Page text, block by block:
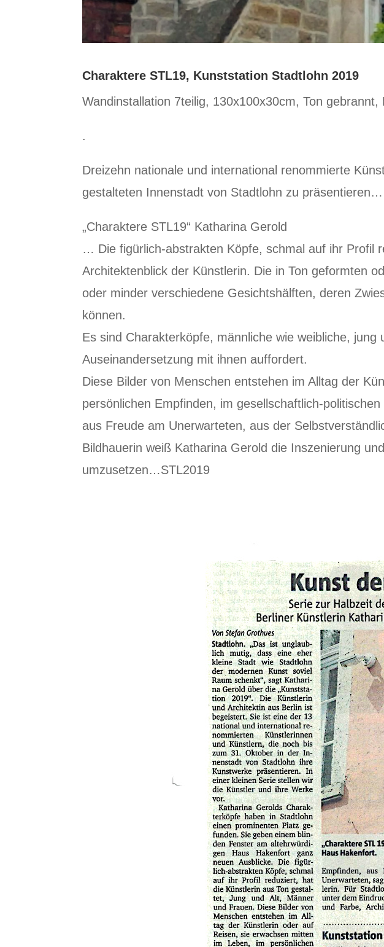
Charaktere STL19, Kunststation Stadtlohn 2019
Wandinstallation 7teilig, 130x100x30cm, Ton gebrannt,
.
Dreizehn nationale und international renommierte
gestalteten Innenstadt von Stadtlohn zu präsentieren…
„Charaktere STL19“ Katharina Gerold
… Die figürlich-abstrakten Köpfe, schmal auf ihr Profil
Architektenblick der Künstlerin. Die in Ton geformten
oder minder verschiedene Gesichtshälften, deren
können.
Es sind Charakterköpfe, männliche wie weibliche,
Auseinandersetzung mit ihnen auffordert.
Diese Bilder von Menschen entstehen im Alltag der
persönlichen Empfinden, im gesellschaftlich-
aus Freude am Unerwarteten, aus der
Bildhauerin weiß Katharina Gerold die Inszenierung
umzusetzen…STL2019